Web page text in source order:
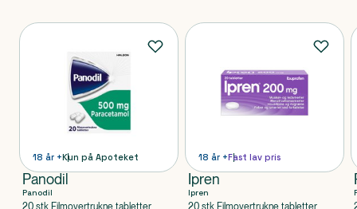
Produkter
18 år +Kun på Apoteket
Panodil
Panodil
20 stk Filmovertrukne tabletter
18 år +Fast lav pris
Ipren
Ipren
20 stk Filmovertrukne tabletter